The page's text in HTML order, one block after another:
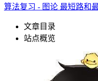
算法复习 - 图论 最短路和
文章目录
站点概览